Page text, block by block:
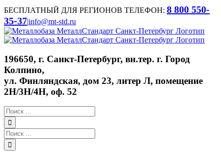
Skip
to
content
БЕСПЛАТНЫЙ ДЛЯ РЕГИОНОВ ТЕЛЕФОН: 8 800 550-
35-37|info@mt-std.ru
WhatsApp
Vk
Email
Max
196650, г. Санкт-Петербург, вн.тер. г. Город
Колпино,
ул. Финляндская, дом 23, литер Л, помещение
2Н/3Н/4Н, оф. 52
Результат
поиска:
Результат
поиска: